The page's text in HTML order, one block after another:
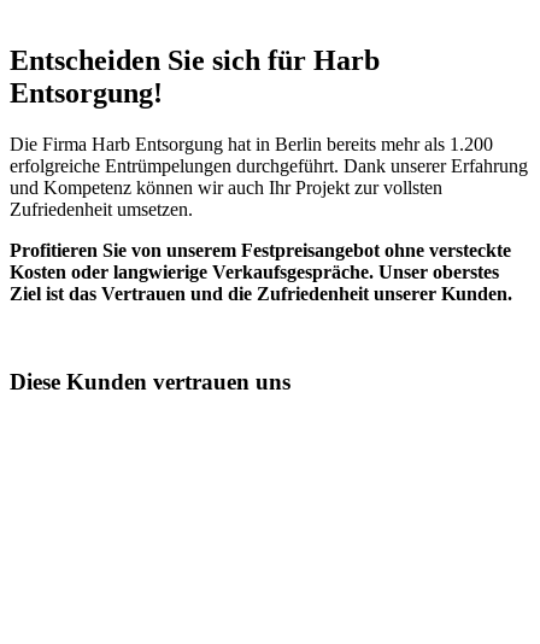
Entscheiden Sie sich für Harb
Entsorgung!​
Die Firma Harb Entsorgung hat in Berlin bereits mehr als 1.200
erfolgreiche Entrümpelungen durchgeführt. Dank unserer Erfahrung
und Kompetenz können wir auch Ihr Projekt zur vollsten
Zufriedenheit umsetzen.
Profitieren Sie von unserem Festpreisangebot ohne versteckte
Kosten oder langwierige Verkaufsgespräche. Unser oberstes
Ziel ist das Vertrauen und die Zufriedenheit unserer Kunden.
Diese Kunden vertrauen uns